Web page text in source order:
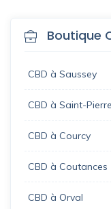
Boutique
CBD à Saussey
CBD à Saint-
CBD à Courcy
CBD à Coutances
CBD à Orval